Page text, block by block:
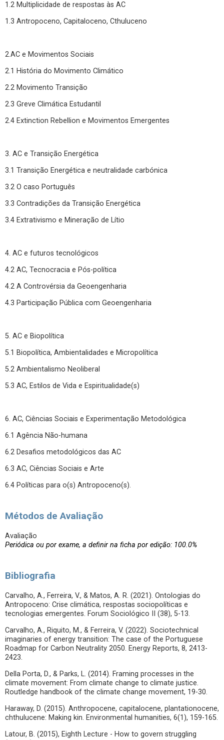
1.2 Multiplicidade de respostas às AC
1.3 Antropoceno, Capitaloceno, Cthuluceno
2.AC e Movimentos Sociais
2.1 História do Movimento Climático
2.2 Movimento Transição
2.3 Greve Climática Estudantil
2.4 Extinction Rebellion e Movimentos Emergentes
3. AC e Transição Energética
3.1 Transição Energética e neutralidade carbónica
3.2 O caso Português
3.3 Contradições da Transição Energética
3.4 Extrativismo e Mineração de Lítio
4. AC e futuros tecnológicos
4.2 AC, Tecnocracia e Pós-política
4.2 A Controvérsia da Geoengenharia
4.3 Participação Pública com Geoengenharia
5. AC e Biopolítica
5.1 Biopolítica, Ambientalidades e Micropolítica
5.2 Ambientalismo Neoliberal
5.3 AC, Estilos de Vida e Espiritualidade(s)
6. AC, Ciências Sociais e Experimentação Metodológica
6.1 Agência Não-humana
6.2 Desafios metodológicos das AC
6.3 AC, Ciências Sociais e Arte
6.4 Políticas para o(s) Antropoceno(s).
Métodos de Avaliação
Avaliação
Periódica ou por exame, a definir na ficha por edição: 100.0%
Bibliografia
Carvalho, A., Ferreira, V., & Matos, A. R. (2021). Ontologias do
Antropoceno: Crise climática, respostas sociopolíticas e
tecnologias emergentes. Forum Sociológico II (38), 5-13.
Carvalho, A., Riquito, M., & Ferreira, V. (2022). Sociotechnical
imaginaries of energy transition: The case of the Portuguese
Roadmap for Carbon Neutrality 2050. Energy Reports, 8, 2413-
2423.
Della Porta, D., & Parks, L. (2014). Framing processes in the
climate movement: From climate change to climate justice.
Routledge handbook of the climate change movement, 19-30.
Haraway, D. (2015). Anthropocene, capitalocene, plantationocene,
chthulucene: Making kin. Environmental humanities, 6(1), 159-165.
Latour, B. (2015), Eighth Lecture - How to govern struggling